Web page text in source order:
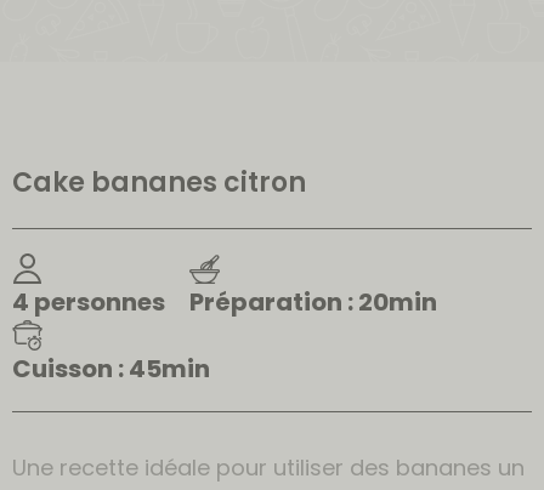
Cake bananes citron
4 personnes
Préparation : 20min
Cuisson : 45min
Une recette idéale pour utiliser des bananes un